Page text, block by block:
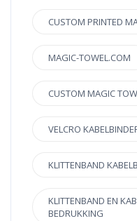
CUSTOM PRINTED
MAGIC-TOWEL.COM
CUSTOM MAGIC
VELCRO
KLITTENBAND
KLITTENBAND EN
BEDRUKKING